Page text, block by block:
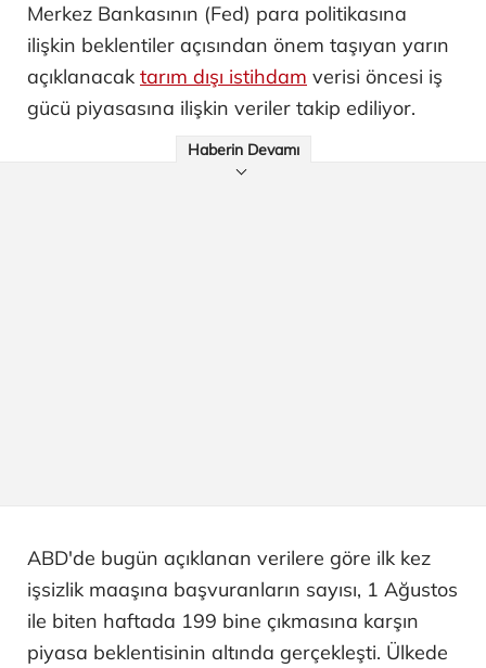
Merkez Bankasının (Fed) para politikasına
ilişkin beklentiler açısından önem taşıyan yarın
açıklanacak tarım dışı istihdam verisi öncesi iş
gücü piyasasına ilişkin veriler takip ediliyor.
Haberin Devamı
ABD'de bugün açıklanan verilere göre ilk kez
işsizlik maaşına başvuranların sayısı, 1 Ağustos
ile biten haftada 199 bine çıkmasına karşın
piyasa beklentisinin altında gerçekleşti. Ülkede